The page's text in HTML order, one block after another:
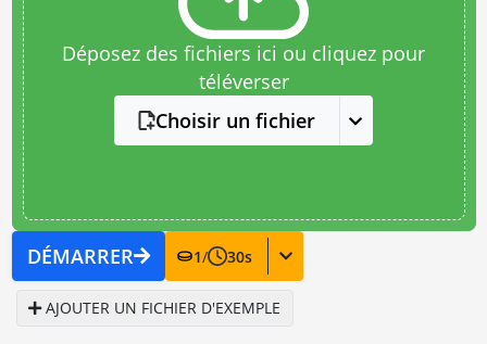
Déposez des fichiers ici ou cliquez pour
téléverser
Choisir un fichier
DÉMARRER 1/ 30s
AJOUTER UN FICHIER D'EXEMPLE